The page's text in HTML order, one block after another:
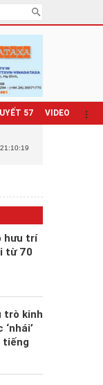
57 VIDEO
hưu trí
từ 70
trò kinh
tiếng